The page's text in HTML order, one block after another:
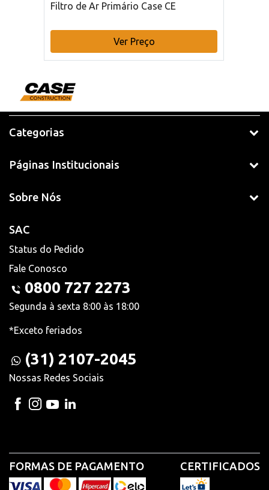
Filtro de Ar Primário Case CE
Ver Preço
Categorias
Páginas Institucionais
Sobre Nós
SAC
Status do Pedido
Fale Conosco
0800 727 2273
Segunda à sexta 8:00 às 18:00
*Exceto feriados
(31) 2107-2045
Nossas Redes Sociais
FORMAS DE PAGAMENTO CERTIFICADOS